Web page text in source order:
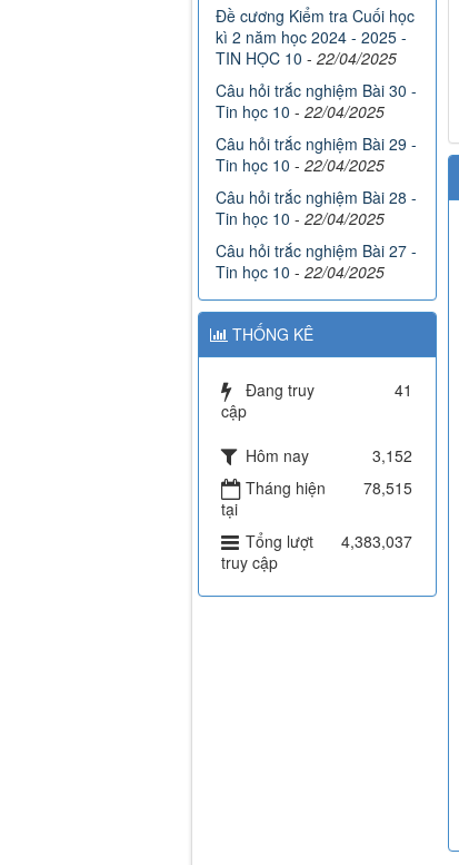
Đề cương Kiểm tra Cuối học
kì 2 năm học 2024 - 2025 -
TIN HỌC 10 - 22/04/2025
Câu hỏi trắc nghiệm Bài 30 -
Tin học 10 - 22/04/2025
Câu hỏi trắc nghiệm Bài 29 -
Tin học 10 - 22/04/2025
Câu hỏi trắc nghiệm Bài 28 -
Tin học 10 - 22/04/2025
Câu hỏi trắc nghiệm Bài 27 -
Tin học 10 - 22/04/2025
THỐNG KÊ
Đang truy
cập
41
Hôm nay
3,152
Tháng hiện
tại
78,515
Tổng lượt
truy cập
4,383,037